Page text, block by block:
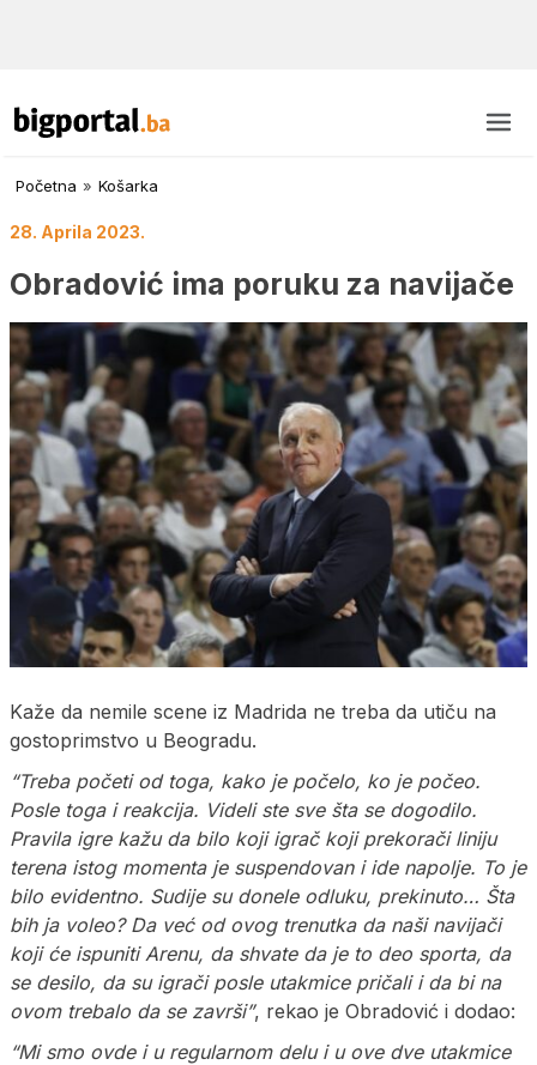
Početna » Košarka
28. Aprila 2023.
Obradović ima poruku za navijače
Kaže da nemile scene iz Madrida ne treba da utiču na
gostoprimstvo u Beogradu.
“Treba početi od toga, kako je počelo, ko je počeo.
Posle toga i reakcija. Videli ste sve šta se dogodilo.
Pravila igre kažu da bilo koji igrač koji prekorači liniju
terena istog momenta je suspendovan i ide napolje. To je
bilo evidentno. Sudije su donele odluku, prekinuto… Šta
bih ja voleo? Da već od ovog trenutka da naši navijači
koji će ispuniti Arenu, da shvate da je to deo sporta, da
se desilo, da su igrači posle utakmice pričali i da bi na
ovom trebalo da se završi”, rekao je Obradović i dodao:
“Mi smo ovde i u regularnom delu i u ove dve utakmice